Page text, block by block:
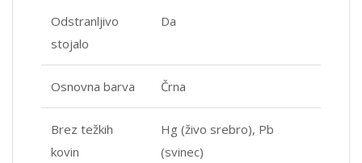
Odstranljivo
stojalo
Da
Osnovna barva Črna
Brez težkih
kovin
Hg (živo srebro), Pb
(svinec)